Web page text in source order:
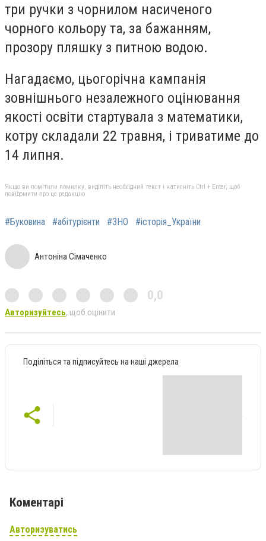
три ручки з чорнилом насиченого
чорного кольору та, за бажанням,
прозору пляшку з питною водою.
Нагадаємо, цьогорічна кампанія
зовнішнього незалежного оцінювання
якості освіти стартувала з математики,
котру складали 22 травня, і триватиме до
14 липня.
Якщо ви помітили помилку, виділіть необхідний текст і натисніть Ctrl + Enter, щоб
повідомити про це редакцію
#Буковина #абітурієнти #ЗНО #історія_України
Антоніна Сімаченко
0,0
Авторизуйтесь, щоб оцінити
Поділіться та підписуйтесь на наші джерела
Коментарі
Авторизуватись